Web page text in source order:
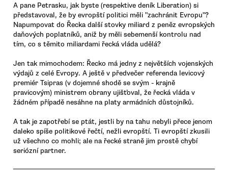
A pane Petrasku, jak byste (respektive deník Liberation) si
představoval, že by evropští politici měli "zachránit Evropu"?
Napumpovat do Řecka další stovky miliard z peněz evropských
daňových poplatníků, aniž by měli sebemenší kontrolu nad
tím, co s těmito miliardami řecká vláda udělá?
Jen tak mimochodem: Řecko má jedny z největších vojenských
výdajů z celé Evropy. A ještě v předvečer referenda levicový
premiér Tsipras (v dojemné shodě se svým - krajně
pravicovým) ministrem obrany ujišťoval, že řecká vláda v
žádném případě nesáhne na platy armádních důstojníků.
A tak je zapotřebí se ptát, jestli by na tahu nebyli přece jenom
daleko spíše politikové řečtí, nežli evropští. Ti evropští zkusili
už všechno co mohli; ale na řecké straně jim prostě chybí
seriózní partner.